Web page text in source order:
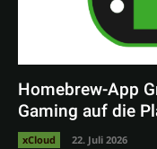
Homebrew-App
Gaming auf die
xCloud 22. Juli 2026